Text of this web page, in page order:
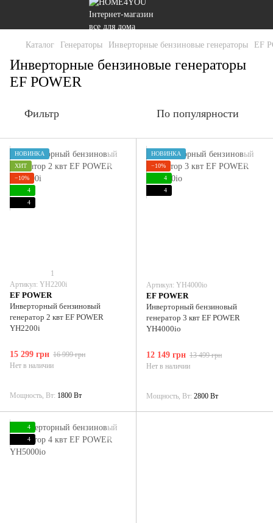
Каталог Генераторы Инверторные бензиновые генераторы ЕF
Инверторные бензиновые генераторы
EF POWER
Фильтр По популярности
НОВИНКА
ХИТ
−10%
4
4
1
Артикул: YH2200i
EF POWER
Инверторный бензиновый
генератор 2 квт EF POWER
YH2200i
15 299 грн 16 999 грн
Нет в наличии
Мощность, Вт 1800 Вт
НОВИНКА
−10%
4
4
Артикул: YH4000io
EF POWER
Инверторный бензиновый
генератор 3 квт EF POWER
YH4000io
12 149 грн 13 499 грн
Нет в наличии
Мощность, Вт 2800 Вт
4
4